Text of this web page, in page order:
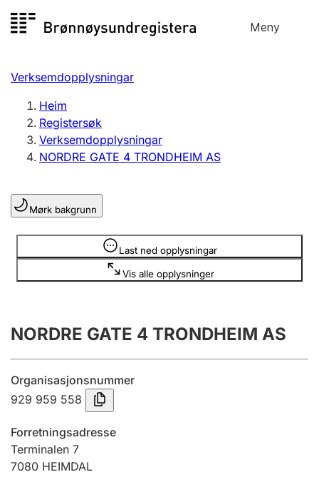
til
Meny
Registersøk
Aksjeselskap
Enkeltpersonføretak
Registrere, endre, slette
Lag og foreining
Registrere, endre, slette
Årsrekneskap
Innsending og forseinkingsgebyr
Jeger
Verksemdopplysningar
Heim
Registersøk
Verksemdopplysningar
NORDRE GATE 4 TRONDHEIM AS
Mørk bakgrunn
Last ned opplysningar
Vis alle opplysninger
Opplysninger er skjult
NORDRE GATE 4 TRONDHEIM AS
Organisasjonsnummer
929 959 558
Forretningsadresse
Terminalen 7
7080 HEIMDAL